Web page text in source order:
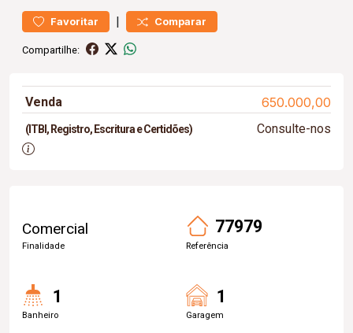
Favoritar | Comparar
Compartilhe:
Venda 650.000,00
(ITBI, Registro, Escritura e Certidões) Consulte-nos
Comercial
Finalidade
77979
Referência
1
Banheiro
1
Garagem